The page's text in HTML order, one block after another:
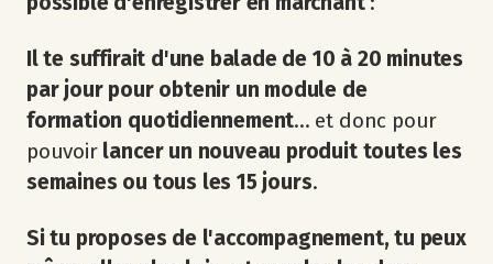
Il te suffirait d'une balade de 10 à 20 minutes
par jour pour obtenir un module de
formation quotidiennement... et donc pour
pouvoir lancer un nouveau produit toutes les
semaines ou tous les 15 jours.
Si tu proposes de l'accompagnement, tu peux